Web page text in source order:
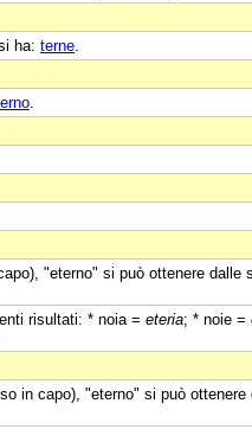
ha: terne
"eterno" si può ottenere dalle
risultati: * noia = eteria; * noie =
in capo), "eterno" si può ottenere